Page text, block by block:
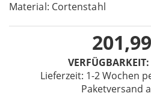
Material: Cortenstahl
VERFÜGBARKEIT:
Lieferzeit: 1-2 Wochen
Paketversand
gallery